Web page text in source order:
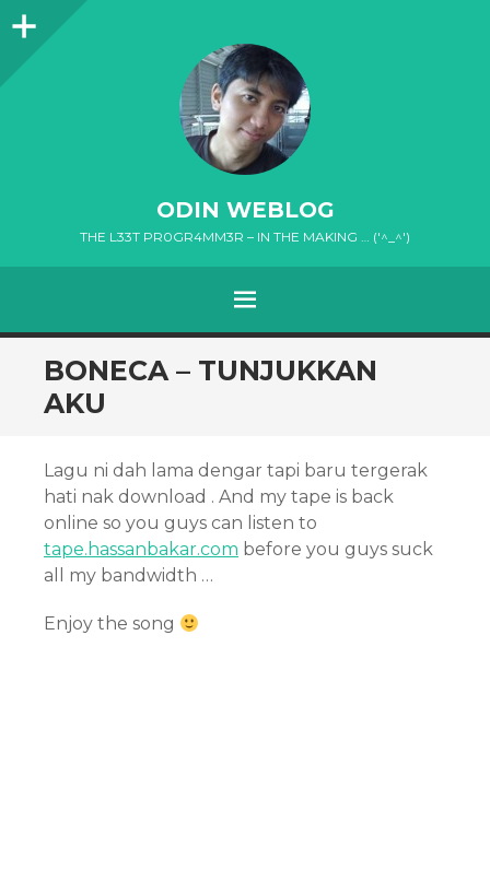
Sidebar
ODIN WEBLOG
THE L33T PR0GR4MM3R – IN THE MAKING … ('^_^')
MENU
SKIP
TO
CONTENT
BONECA – TUNJUKKAN
AKU
Lagu ni dah lama dengar tapi baru tergerak
hati nak download . And my tape is back
online so you guys can listen to
tape.hassanbakar.com before you guys suck
all my bandwidth …
Enjoy the song